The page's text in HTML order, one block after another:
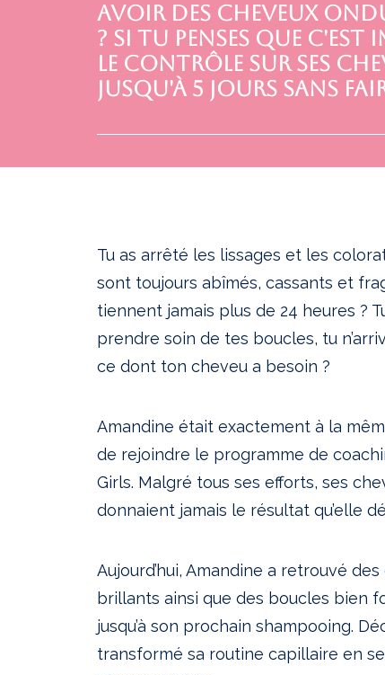
Avoir des cheveux
? Si tu penses que
le contrôle sur ses
jusqu'à 5 jours sans
Tu as arrêté les lissages et les
sont toujours abîmés, cassants et
tiennent jamais plus de 24 heures ?
prendre soin de tes boucles, tu
ce dont ton cheveu a besoin ?
Amandine était exactement à la
de rejoindre le programme de
Girls. Malgré tous ses efforts, ses
donnaient jamais le résultat qu’elle
Aujourd’hui, Amandine a retrouvé
brillants ainsi que des boucles bien
jusqu’à son prochain shampooing.
transformé sa routine capillaire en